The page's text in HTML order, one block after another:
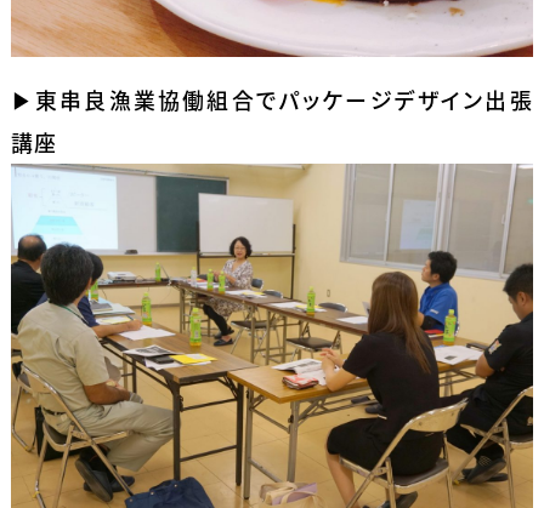
▶東串良漁業協働組合でパッケージデザイン出張
講座